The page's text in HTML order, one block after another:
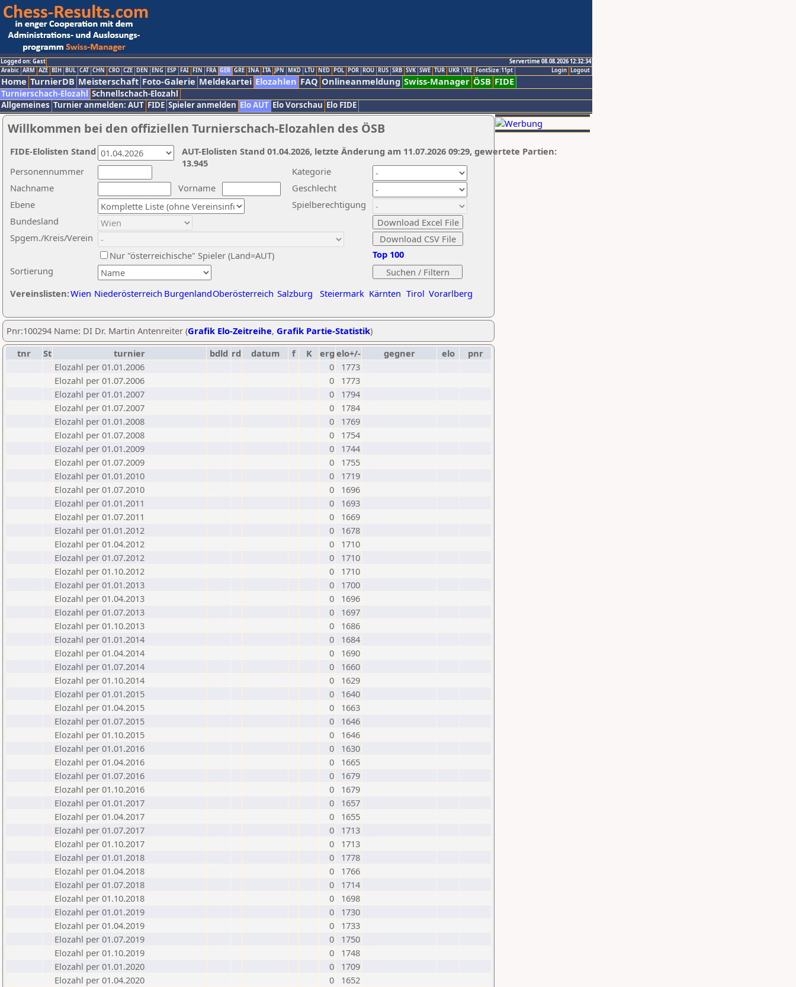
Logged on: Gast
Servertime 08.08.2026 12:32:34
Logout
Login
Arabic ARM AZE BIH BUL CAT CHN CRO CZE DEN ENG ESP FAI FIN FRA GER GRE INA ITA JPN MKD LTU NED POL POR ROU RUS SRB SVK SWE TUR UKR VIE FontSize:11pt
Home TurnierDB Meisterschaft Foto-Galerie Meldekartei Elozahlen FAQ Onlineanmeldung Swiss-Manager ÖSB FIDE
Turnierschach-Elozahl Schnellschach-Elozahl
Allgemeines Turnier anmelden: AUT FIDE Spieler anmelden Elo AUT Elo Vorschau Elo FIDE
Willkommen bei den offiziellen Turnierschach-Elozahlen des ÖSB
Nachname
Vorname
Ebene
Kategorie
Sortierung
Personennummer
Bundesland
Spgem./Kreis/Verein
Geschlecht
Nur "österreichische" Spieler (Land=AUT)
Spielberechtigung
Vereinslisten:Wien Niederösterreich BurgenlandOberösterreich Salzburg Steiermark Kärnten Tirol Vorarlberg
Top 100
AUT-Elolisten Stand 01.04.2026, letzte Änderung am 11.07.2026 09:29, gewertete Partien:
13.945
FIDE-Elolisten Stand
Pnr:100294 Name: DI Dr. Martin Antenreiter (Grafik Elo-Zeitreihe, Grafik Partie-Statistik)
tnr
St turnier bdld rd datum f K erg elo+/- gegner elo
pnr
Elozahl per 01.01.2006
0
1773
Elozahl per 01.07.2006
0
1773
Elozahl per 01.01.2007
0
1794
Elozahl per 01.07.2007
0
1784
Elozahl per 01.01.2008
0
1769
Elozahl per 01.07.2008
0
1754
Elozahl per 01.01.2009
0
1744
Elozahl per 01.07.2009
0
1755
Elozahl per 01.01.2010
0
1719
Elozahl per 01.07.2010
0
1696
Elozahl per 01.01.2011
0
1693
Elozahl per 01.07.2011
0
1669
Elozahl per 01.01.2012
0
1678
Elozahl per 01.04.2012
0
1710
Elozahl per 01.07.2012
0
1710
Elozahl per 01.10.2012
0
1710
Elozahl per 01.01.2013
0
1700
Elozahl per 01.04.2013
0
1696
Elozahl per 01.07.2013
0
1697
Elozahl per 01.10.2013
0
1686
Elozahl per 01.01.2014
0
1684
Elozahl per 01.04.2014
0
1690
Elozahl per 01.07.2014
0
1660
Elozahl per 01.10.2014
0
1629
Elozahl per 01.01.2015
0
1640
Elozahl per 01.04.2015
0
1663
Elozahl per 01.07.2015
0
1646
Elozahl per 01.10.2015
0
1646
Elozahl per 01.01.2016
0
1630
Elozahl per 01.04.2016
0
1665
Elozahl per 01.07.2016
0
1679
Elozahl per 01.10.2016
0
1679
Elozahl per 01.01.2017
0
1657
Elozahl per 01.04.2017
0
1655
Elozahl per 01.07.2017
0
1713
Elozahl per 01.10.2017
0
1713
Elozahl per 01.01.2018
0
1778
Elozahl per 01.04.2018
0
1766
Elozahl per 01.07.2018
0
1714
Elozahl per 01.10.2018
0
1698
Elozahl per 01.01.2019
0
1730
Elozahl per 01.04.2019
0
1733
Elozahl per 01.07.2019
0
1750
Elozahl per 01.10.2019
0
1748
Elozahl per 01.01.2020
0
1709
Elozahl per 01.04.2020
0
1652